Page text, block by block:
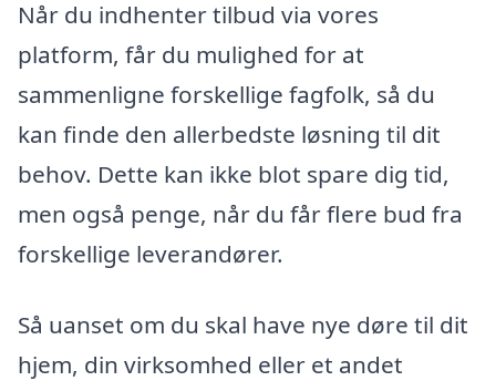
Når du indhenter tilbud via vores
platform, får du mulighed for at
sammenligne forskellige fagfolk, så du
kan finde den allerbedste løsning til dit
behov. Dette kan ikke blot spare dig tid,
men også penge, når du får flere bud fra
forskellige leverandører.
Så uanset om du skal have nye døre til dit
hjem, din virksomhed eller et andet